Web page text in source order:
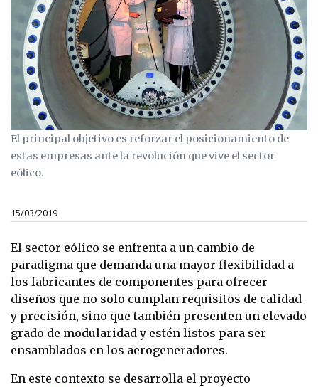
El principal objetivo es reforzar el posicionamiento de
estas empresas ante la revolución que vive el sector
eólico.
15/03/2019
El sector eólico se enfrenta a un cambio de
paradigma que demanda una mayor flexibilidad a
los fabricantes de componentes para ofrecer
diseños que no solo cumplan requisitos de calidad
y precisión, sino que también presenten un elevado
grado de modularidad y estén listos para ser
ensamblados en los aerogeneradores.
En este contexto se desarrolla el proyecto